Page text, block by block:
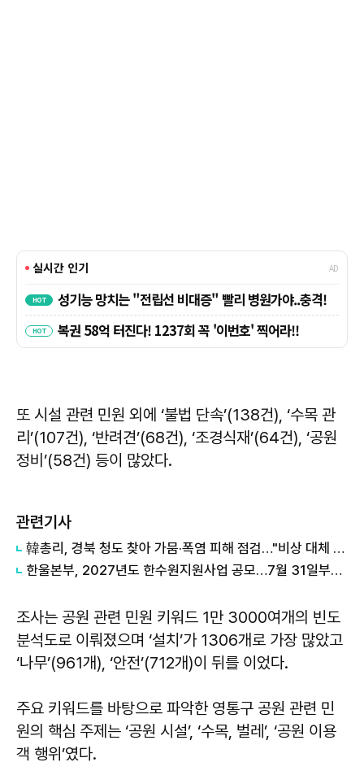
또 시설 관련 민원 외에 ‘불법 단속’(138건), ‘수목 관
리’(107건), ‘반려견’(68건), ‘조경식재’(64건), ‘공원
정비’(58건) 등이 많았다.
관련기사
韓총리, 경북 청도 찾아 가뭄·폭염 피해 점검…"비상 대체 수원 적극 활용"
한울본부, 2027년도 한수원지원사업 공모…7월 31일부터 접수
조사는 공원 관련 민원 키워드 1만 3000여개의 빈도
분석도로 이뤄졌으며 ‘설치’가 1306개로 가장 많았고
‘나무’(961개), ‘안전’(712개)이 뒤를 이었다.
주요 키워드를 바탕으로 파악한 영통구 공원 관련 민
원의 핵심 주제는 ‘공원 시설’, ‘수목, 벌레’, ‘공원 이용
객 행위’였다.